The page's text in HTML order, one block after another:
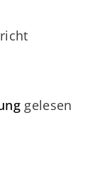
gelesen